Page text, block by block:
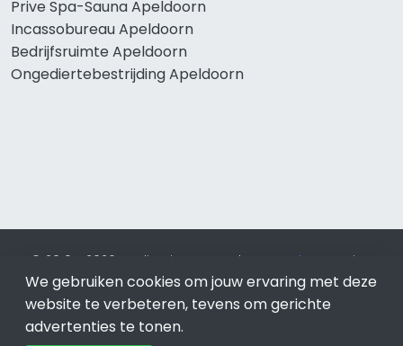
Prive Spa-Sauna Apeldoorn
Incassobureau Apeldoorn
Bedrijfsruimte Apeldoorn
Ongediertebestrijding Apeldoorn
© 2019 - 2026 Realisatie en SEO door SEO-bureau
Lion
Internet. Betaal alleen voor bewezen resultaten?SEO
optimalisatie No Cure No Pay.Apeldoornis onderdeel van
Lion Internet.
We gebruiken cookies om jouw ervaring met deze
website te verbeteren, tevens om gerichte
advertenties te tonen.